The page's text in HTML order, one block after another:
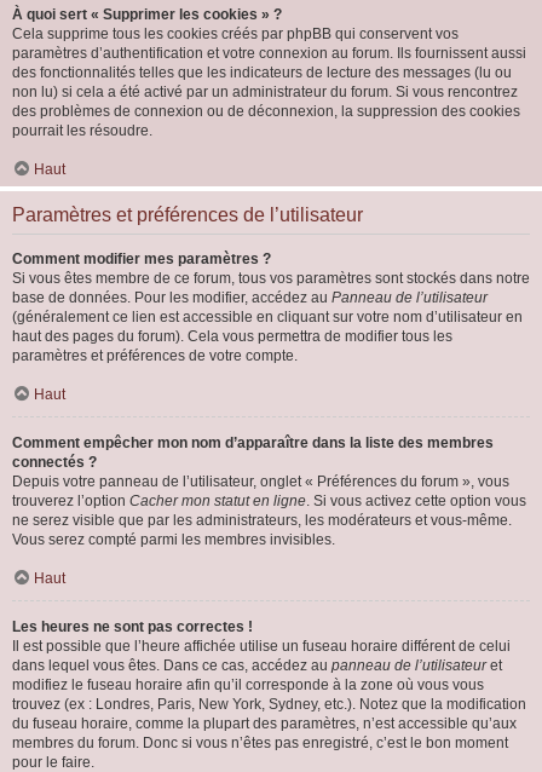
À quoi sert « Supprimer les cookies » ?
Cela supprime tous les cookies créés par phpBB qui conservent vos
paramètres d’authentification et votre connexion au forum. Ils fournissent aussi
des fonctionnalités telles que les indicateurs de lecture des messages (lu ou
non lu) si cela a été activé par un administrateur du forum. Si vous rencontrez
des problèmes de connexion ou de déconnexion, la suppression des cookies
pourrait les résoudre.
Haut
Paramètres et préférences de l’utilisateur
Comment modifier mes paramètres ?
Si vous êtes membre de ce forum, tous vos paramètres sont stockés dans notre
base de données. Pour les modifier, accédez au Panneau de l’utilisateur
(généralement ce lien est accessible en cliquant sur votre nom d’utilisateur en
haut des pages du forum). Cela vous permettra de modifier tous les
paramètres et préférences de votre compte.
Haut
Comment empêcher mon nom d’apparaître dans la liste des membres
connectés ?
Depuis votre panneau de l’utilisateur, onglet « Préférences du forum », vous
trouverez l’option Cacher mon statut en ligne. Si vous activez cette option vous
ne serez visible que par les administrateurs, les modérateurs et vous-même.
Vous serez compté parmi les membres invisibles.
Haut
Les heures ne sont pas correctes !
Il est possible que l’heure affichée utilise un fuseau horaire différent de celui
dans lequel vous êtes. Dans ce cas, accédez au panneau de l’utilisateuret
modifiez le fuseau horaire afin qu’il corresponde à la zone où vous vous
trouvez (ex : Londres, Paris, New York, Sydney, etc.). Notez que la modification
du fuseau horaire, comme la plupart des paramètres, n’est accessible qu’aux
membres du forum. Donc si vous n’êtes pas enregistré, c’est le bon moment
pour le faire.